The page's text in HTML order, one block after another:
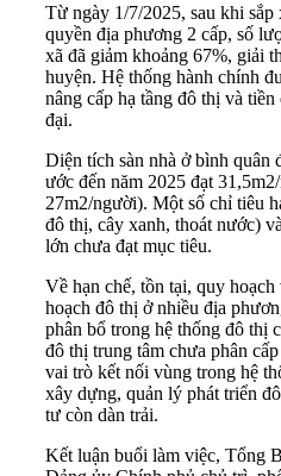
Từ ngày 1/7/2025, sau khi
quyền địa phương 2 cấp, số
xã đã giảm khoảng 67%, giải
huyện. Hệ thống hành chính
nâng cấp hạ tầng đô thị và
đại.
Diện tích sàn nhà ở bình
ước đến năm 2025 đạt
27m2/người). Một số chỉ tiêu
đô thị, cây xanh, thoát nước)
lớn chưa đạt mục tiêu.
Về hạn chế, tồn tại, quy
hoạch đô thị ở nhiều địa
phân bổ trong hệ thống đô thị
đô thị trung tâm chưa phân
vai trò kết nối vùng trong hệ
xây dựng, quản lý phát triển
tư còn dàn trải.
Kết luận buổi làm việc, Tổng